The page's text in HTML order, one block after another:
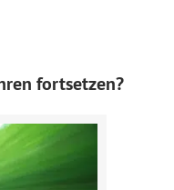
fortsetzen?